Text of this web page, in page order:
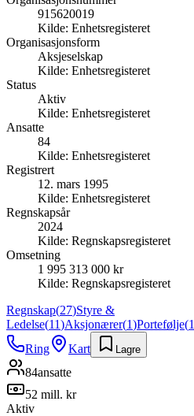
915620019
Kilde: Enhetsregisteret
Organisasjonsform
Aksjeselskap
Kilde: Enhetsregisteret
Status
Aktiv
Kilde: Enhetsregisteret
Ansatte
84
Kilde: Enhetsregisteret
Registrert
12. mars 1995
Kilde: Enhetsregisteret
Regnskapsår
2024
Kilde: Regnskapsregisteret
Omsetning
1 995 313 000 kr
Kilde: Regnskapsregisteret
Regnskap(27)Styre &
Ledelse(11)Aksjonærer(1)Portefølje(1
Ring
Kart Lagre
84ansatte
52 mill. kr
Aktiv